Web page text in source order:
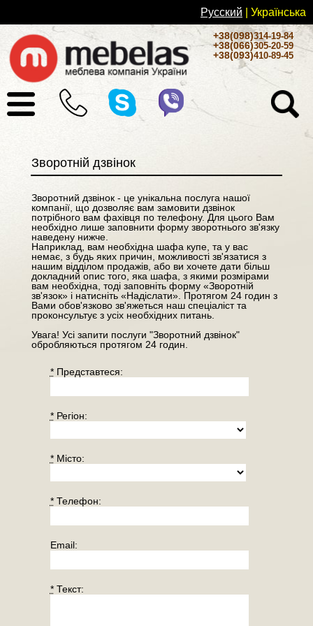
Русский | Українськa
+38(098)314-19-84
+38(066)305-20-59
+38(093)410-89-45
Зворотній дзвінок
Зворотний дзвінок - це унікальна послуга нашої
компанії, що дозволяє вам замовити дзвінок
потрібного вам фахівця по телефону. Для цього Вам
необхідно лише заповнити форму зворотнього зв'язку
наведену нижче.
Наприклад, вам необхідна шафа купе, та у вас
немає, з будь яких причин, можливості зв'язатися з
нашим відділом продажів, або ви хочете дати більш
докладний опис того, яка шафа, з якими розмірами
вам необхідна, тоді заповніть форму «Зворотній
зв'язок» і натисніть «Надіслати». Протягом 24 годин з
Вами обов'язково зв'яжеться наш спеціаліст та
проконсультує з усіх необхідних питань.
Увага! Усі запити послуги "Зворотний дзвінок"
обробляються протягом 24 годин.
*Представтеся:
*Регiон:
*Місто:
*Телефон:
Email:
*Текст: